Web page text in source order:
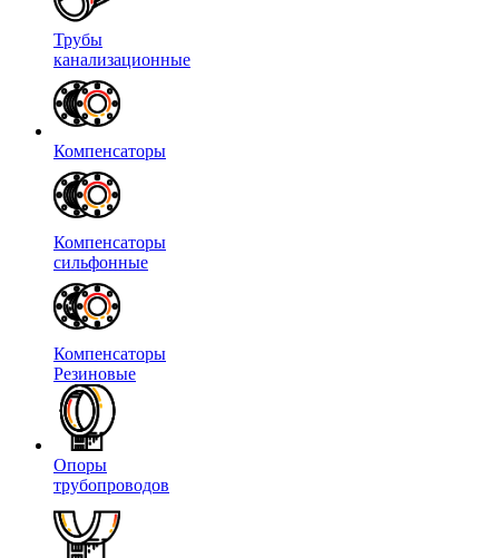
Трубы
канализационные
Компенсаторы
Компенсаторы
сильфонные
Компенсаторы
Резиновые
Опоры
трубопроводов